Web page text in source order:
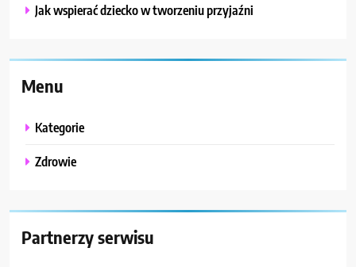
Jak wspierać dziecko w tworzeniu przyjaźni
Menu
Kategorie
Zdrowie
Partnerzy serwisu